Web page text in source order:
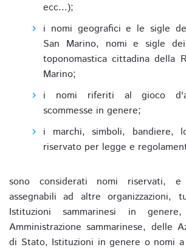
ecc...);
i nomi geografici e le sigle
San Marino, nomi e sigle
toponomastica cittadina della
Marino;
i nomi riferiti al gioco
scommesse in genere;
i marchi, simboli, bandiere,
riservato per legge e
sono considerati nomi riservati,
assegnabili ad altre
Istituzioni sammarinesi in
Amministrazione sammarinese, delle
di Stato, Istituzioni in genere o nomi